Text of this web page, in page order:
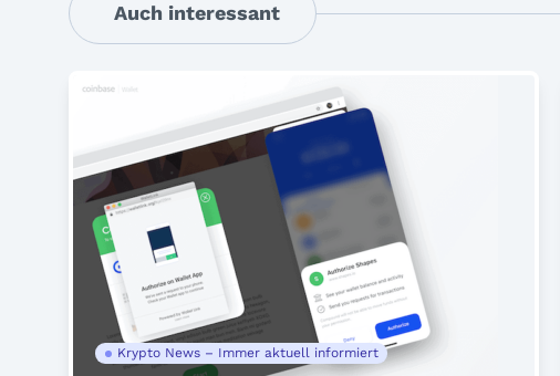
Auch interessant
Krypto News – Immer aktuell informiert